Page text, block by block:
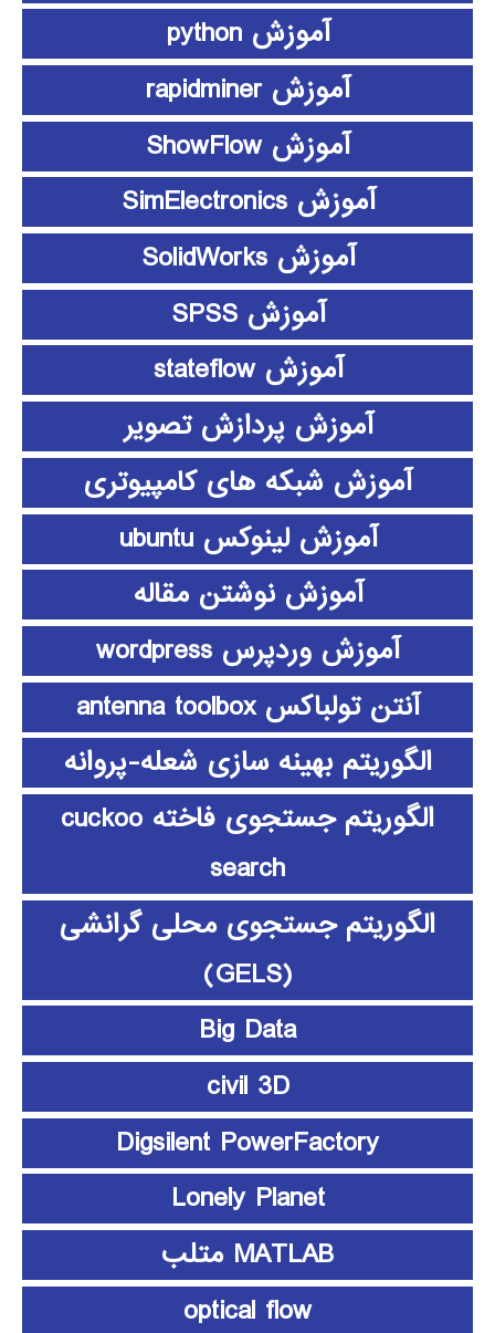
آموزش python
آموزش rapidminer
آموزش ShowFlow
آموزش SimElectronics
آموزش SolidWorks
آموزش SPSS
آموزش stateflow
آموزش پردازش تصویر
آموزش شبکه های کامپیوتری
آموزش لینوکس ubuntu
آموزش نوشتن مقاله
آموزش وردپرس wordpress
آنتن تولباکس antenna toolbox
الگوریتم بهینه سازی شعله-پروانه
الگوریتم جستجوی فاخته cuckoo
search
الگوریتم جستجوی محلی گرانشی
(GELS)
Big Data
civil 3D
Digsilent PowerFactory
Lonely Planet
MATLAB متلب
optical flow